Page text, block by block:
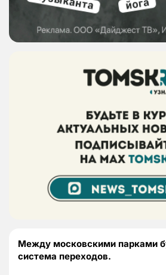
Между московскими парками
система переходов.